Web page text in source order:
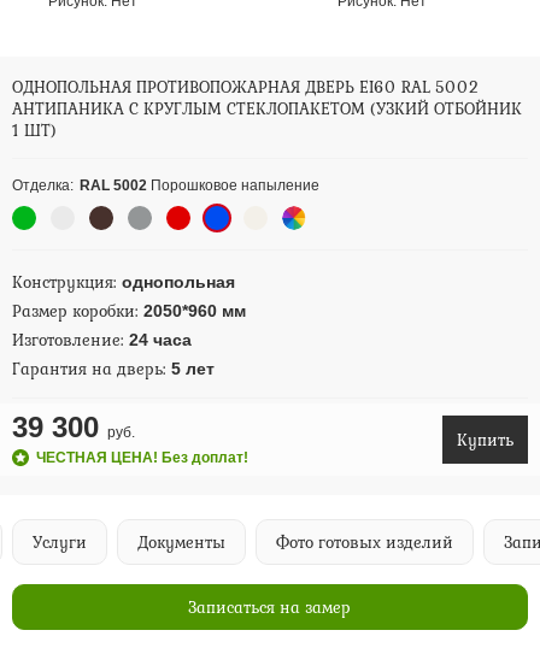
ОДНОПОЛЬНАЯ ПРОТИВОПОЖАРНАЯ ДВЕРЬ EI60 RAL 5002
АНТИПАНИКА С КРУГЛЫМ СТЕКЛОПАКЕТОМ (УЗКИЙ ОТБОЙНИК
1 ШТ)
Отделка: RAL 5002 Порошковое напыление
Конструкция: однопольная
Размер коробки: 2050*960 мм
Изготовление: 24 часа
Гарантия на дверь: 5 лет
39 300 руб.
ЧЕСТНАЯ ЦЕНА! Без доплат!
Купить
Услуги Документы Фото готовых изделий
Записаться на замер